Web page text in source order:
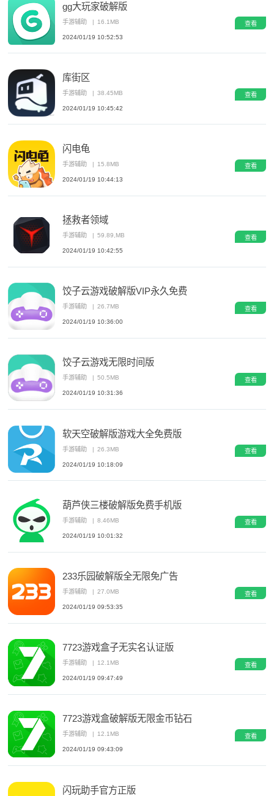
gg大玩家破解版
手游辅助 | 16.1MB
2024/01/19 10:52:53
查看
库街区
手游辅助 | 38.45MB
2024/01/19 10:45:42
查看
闪电龟
手游辅助 | 15.8MB
2024/01/19 10:44:13
查看
拯救者领域
手游辅助 | 59.89,MB
2024/01/19 10:42:55
查看
饺子云游戏破解版VIP永久免费
手游辅助 | 26.7MB
2024/01/19 10:36:00
查看
饺子云游戏无限时间版
手游辅助 50.5MB
2024/01/19 10:31:36
查看
软天空破解版游戏大全免费版
手游辅助 | 26.3MB
2024/01/19 10:18:09
查看
葫芦侠三楼破解版免费手机版
手游辅助 | 8.46MB
2024/01/19 10:01:32
查看
233乐园破解版全无限免广告
手游辅助 | 27.0MB
2024/01/19 09:53:35
查看
7723游戏盒子无实名认证版
手游辅助 | 12.1MB
2024/01/19 09:47:49
查看
7723游戏盒破解版无限金币钻石
手游辅助 12.1MB
2024/01/19 09:43:09
查看
闪玩助手官方正版